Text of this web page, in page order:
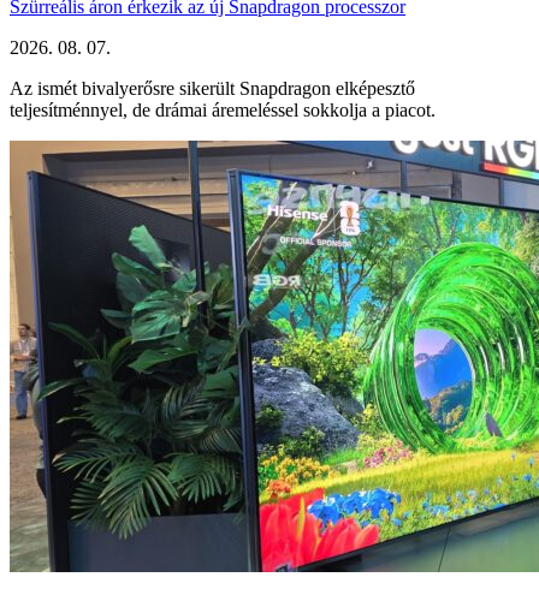
Szürreális áron érkezik az új Snapdragon processzor
2026. 08. 07.
Az ismét bivalyerősre sikerült Snapdragon elképesztő
teljesítménnyel, de drámai áremeléssel sokkolja a piacot.